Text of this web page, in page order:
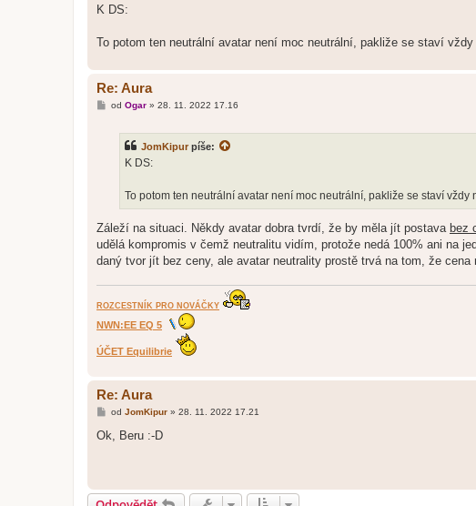
í
ě
k
K DS:
To potom ten neutrální avatar není moc neutrální, pakliže se staví vždy
Re: Aura
Pod Ogar» 28. 11. 2022 17.16
JomKipur píše:
K DS:
To potom ten neutrální avatar není moc neutrální, pakliže se staví vždy
Záleží na situaci. Někdy avatar dobra tvrdí, že by měla jít postava bez
udělá kompromis v čemž neutralitu vidím, protože nedá 100% ani na
daný tvor jít bez ceny, ale avatar neutrality prostě trvá na tom, že
ROZCESTNÍK PRO NOVÁČKY
NWN:EE EQ 5
ÚČET Equilibrie
Re: Aura
P
í
k
od JomKipur» 28. 11. 2022 17.21
Ok, Beru :-D